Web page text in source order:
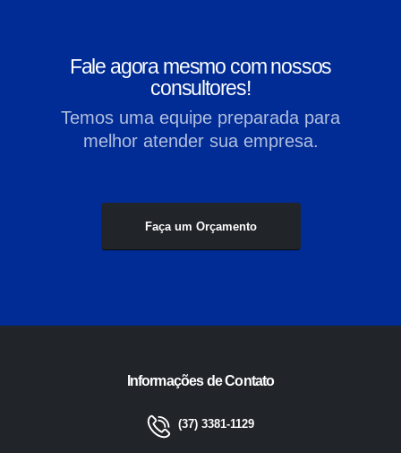
Fale agora mesmo com nossos
consultores!
Temos uma equipe preparada para
melhor atender sua empresa.
Faça um Orçamento
Informações de Contato
(37) 3381-1129